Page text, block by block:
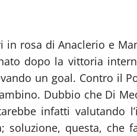
rosa di Anaclerio e
dopo la vittoria
un goal. Contro il
Dubbio che Di
infatti valutando
soluzione, questa, che